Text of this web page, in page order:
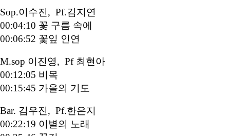
Sop.이수진, Pf.김지연
00:04:10 꽃 구름 속에
00:06:52 꽃잎 인연
M.sop 이진영, Pf 최현아
00:12:05 비목
00:15:45 가을의 기도
Bar. 김우진, Pf.한은지
00:22:19 이별의 노래